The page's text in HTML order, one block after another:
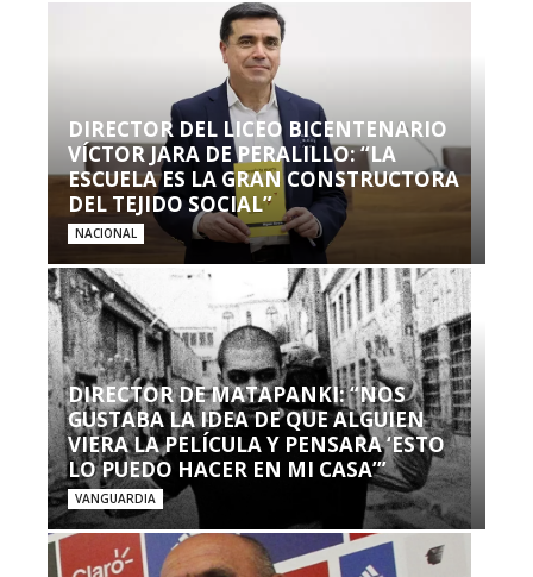
DIRECTOR DEL LICEO BICENTENARIO
VÍCTOR JARA DE PERALILLO: “LA
ESCUELA ES LA GRAN CONSTRUCTORA
DEL TEJIDO SOCIAL”
NACIONAL
DIRECTOR DE MATAPANKI: “NOS
GUSTABA LA IDEA DE QUE ALGUIEN
VIERA LA PELÍCULA Y PENSARA ‘ESTO
LO PUEDO HACER EN MI CASA’”
VANGUARDIA